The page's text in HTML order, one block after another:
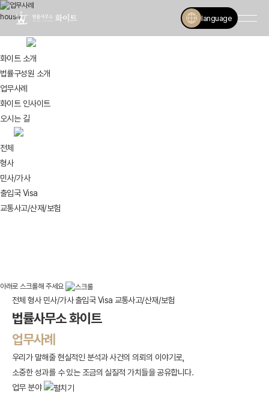
language
house
화이트 소개
법률구성원 소개
업무사례
화이트 인사이트
오시는 길
전체
형사
민사/가사
출입국 Visa
교통사고/산재/보험
아래로 스크롤해 주세요
전체 형사 민사/가사 출입국 Visa 교통사고/산재/보험
법률사무소 화이트
업무사례
우리가 말해줄 현실적인 분석과 사건의 의뢰의 이야기로,
소중한 성과를 수 있는 조금의 실질적 가치들을 공유합니다.
업무 분야